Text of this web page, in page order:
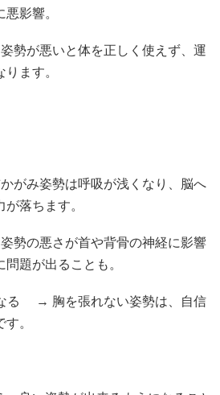
影響。
が悪いと体を正しく使えず、運
ます。
み姿勢は呼吸が浅くなり、脳へ
落ちます。
の悪さが首や背骨の神経に影響
題が出ることも。
る → 胸を張れない姿勢は、自信
。